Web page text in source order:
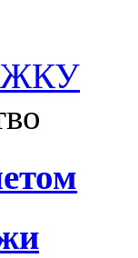
ЖКУ